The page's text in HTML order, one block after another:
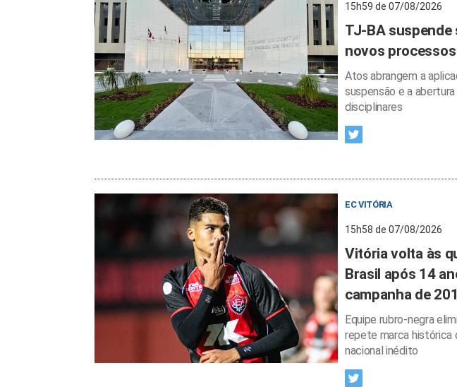
15h59 de 07/08/2026
TJ-BA suspende
novos
Atos abrangem a
suspensão e a
disciplinares
EC VITÓRIA
15h58 de 07/08/2026
Vitória volta às
Brasil após 14
campanha de
Equipe rubro-negra
repete marca histórica
nacional inédito